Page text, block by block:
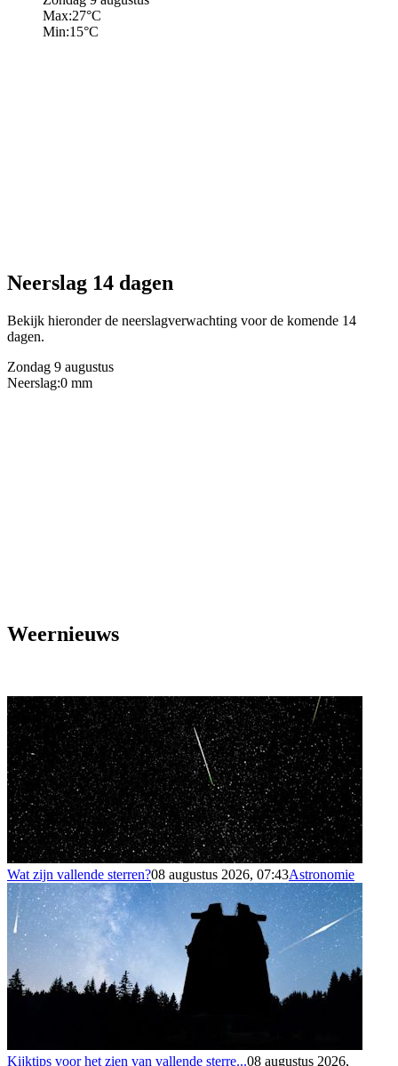
Max:27°C
Min:15°C
Neerslag 14 dagen
Bekijk hieronder de neerslagverwachting voor de komende 14
dagen.
Zondag 9 augustus
Neerslag:0 mm
Weernieuws
Wat zijn vallende sterren?08 augustus 2026, 07:43Astronomie
Kijktips voor het zien van vallende sterre...08 augustus 2026,